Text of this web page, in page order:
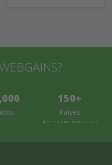
150+
Paises
¡Generamos ventas en todo